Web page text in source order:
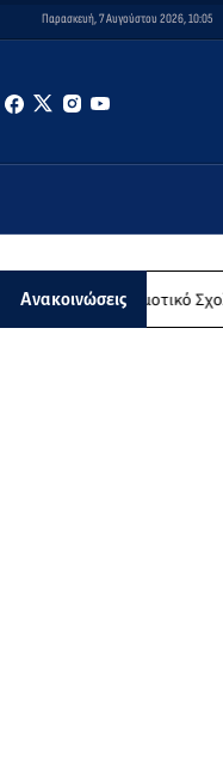
Παρασκευή, 7 Αυγούστου 2026, 10:05
ΑνακοινώσειςΣχολείο Λακκίου